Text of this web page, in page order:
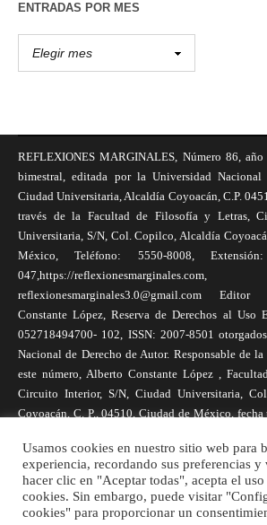
ENTRADAS POR MES
REFLEXIONES MARGINALES, Número 86,
bimestral, editada por la Universidad
Ciudad Universitaria, Alcaldía Coyoacán, C.P.
través de la Facultad de Filosofía y Letras,
Universitaria, S/N, Col. Copilco, Alcaldía
México, Teléfono: 5550-8008,
047,https://reflexionesmarginales.com,
reflexionesmarginales3.0@gmail.com
Constante López, Reserva de Derechos al Uso
052718494700- 102, ISSN: 2007-8501
Nacional de Derecho de Autor. Responsable de
este número, Alberto Constante López ,
Circuito Interior, S/N, Ciudad Universitaria,
Coyoacán, C. P., 04510, Ciudad de México,
necesariamente reflejan la postura de la revista, ni
Autónoma de México. Los autores son
sus artículos. Se autoriza la reproducción total o
publicados siempre y cuando se cite la fuente
Usamos cookies en nuestro sitio web para
experiencia, recordando sus preferencias y
hacer clic en "Aceptar todas", acepta el
cookies. Sin embargo, puede visitar
cookies" para proporcionar un